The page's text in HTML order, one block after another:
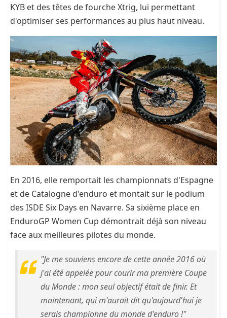
KYB et des têtes de fourche Xtrig, lui permettant
d'optimiser ses performances au plus haut niveau.
En 2016, elle remportait les championnats d'Espagne
et de Catalogne d'enduro et montait sur le podium
des ISDE Six Days en Navarre. Sa sixième place en
EnduroGP Women Cup démontrait déjà son niveau
face aux meilleures pilotes du monde.
"Je me souviens encore de cette année 2016 où
j'ai été appelée pour courir ma première Coupe
du Monde : mon seul objectif était de finir. Et
maintenant, qui m'aurait dit qu'aujourd'hui je
serais championne du monde d'enduro !"